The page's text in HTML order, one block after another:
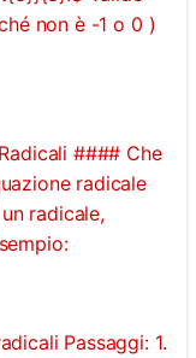
non è -1 o 0 )
#### Che
radicale
radicale,
Passaggi: 1.